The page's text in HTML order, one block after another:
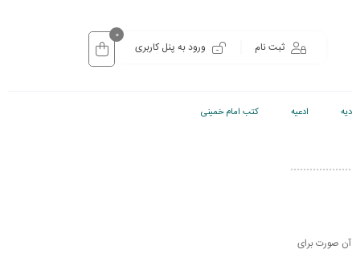
ثبت نام ورود به پنل کاربری
0
ادعیه کتب امام خمینی
صورت برای